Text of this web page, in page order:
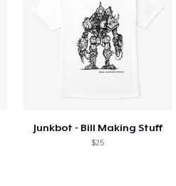
Junkbot - Bill Making Stuff
$25